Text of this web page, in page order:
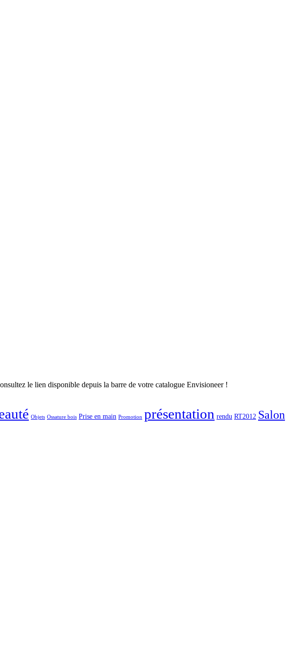
le lien disponible depuis la barre de votre catalogue Envisioneer !
Objets Ossature bois Prise en main Promotion présentation rendu RT2012 Salon